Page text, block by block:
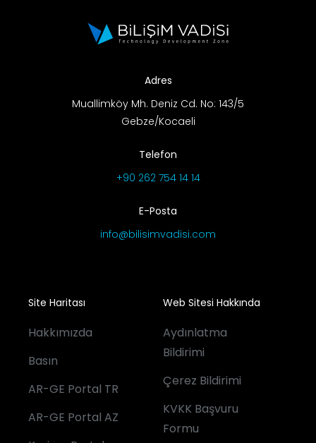
Adres
Muallimköy Mh. Deniz Cd. No: 143/5
Gebze/Kocaeli
Telefon
+90 262 754 14 14
E-Posta
info@bilisimvadisi.com
Site Haritası
Hakkımızda
Basın
AR-GE Portal TR
AR-GE Portal AZ
Web Sitesi Hakkında
Aydınlatma
Bildirimi
Çerez Bildirimi
KVKK Başvuru
Formu